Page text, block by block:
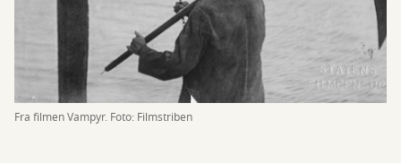
Fra filmen Vampyr. Foto: Filmstriben